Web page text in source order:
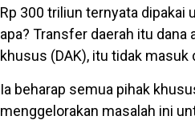
Rp 300 triliun ternyata dipakai
apa? Transfer daerah itu dana
khusus (DAK), itu tidak masuk
Ia beharap semua pihak
menggelorakan masalah ini